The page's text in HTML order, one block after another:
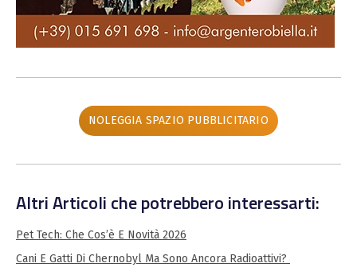
NOLEGGIA SPAZIO PUBBLICITARIO
Altri Articoli che potrebbero interessarti:
Pet Tech: Che Cos’è E Novità 2026
Cani E Gatti Di Chernobyl Ma Sono Ancora Radioattivi?